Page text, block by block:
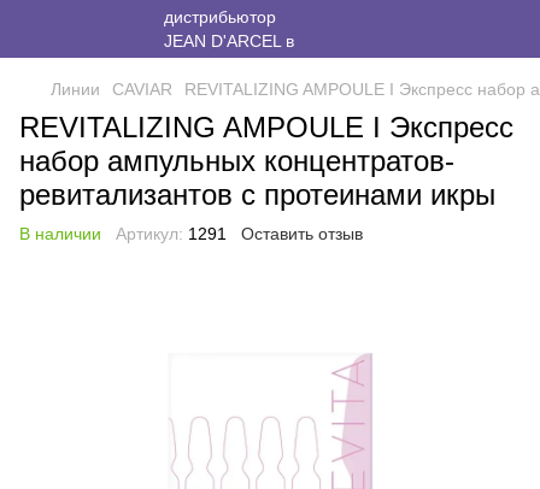
Линии CAVIAR REVITALIZING AMPOULE I Экспресс набор
REVITALIZING AMPOULE I Экспресс
набор ампульных концентратов-
ревитализантов с протеинами икры
В наличии Артикул: 1291 Оставить отзыв